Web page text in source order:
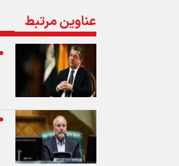
عناوین مرتبط